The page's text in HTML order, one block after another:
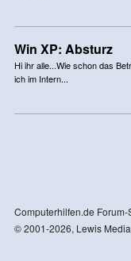
Win XP: Absturz
Hi ihr alle...Wie schon das
ich im Intern...
Computerhilfen.de Forum-
© 2001-2026, Lewis